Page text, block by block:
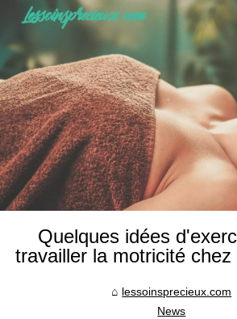
Quelques idées
travailler la motricité
lessoinsprecieux.com
News